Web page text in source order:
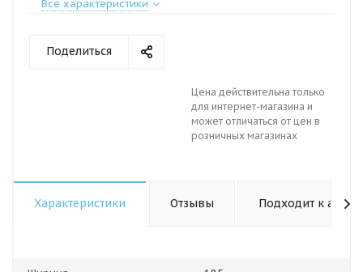
Все характеристики
Поделиться
Цена действительна только
для интернет-магазина и
может отличаться от цен в
розничных магазинах
Характеристики Отзывы Подходит к авто